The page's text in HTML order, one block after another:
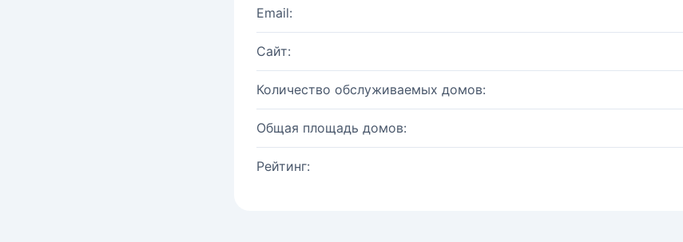
Email:
Сайт:
Количество обслуживаемых домов:
Общая площадь домов:
Рейтинг: